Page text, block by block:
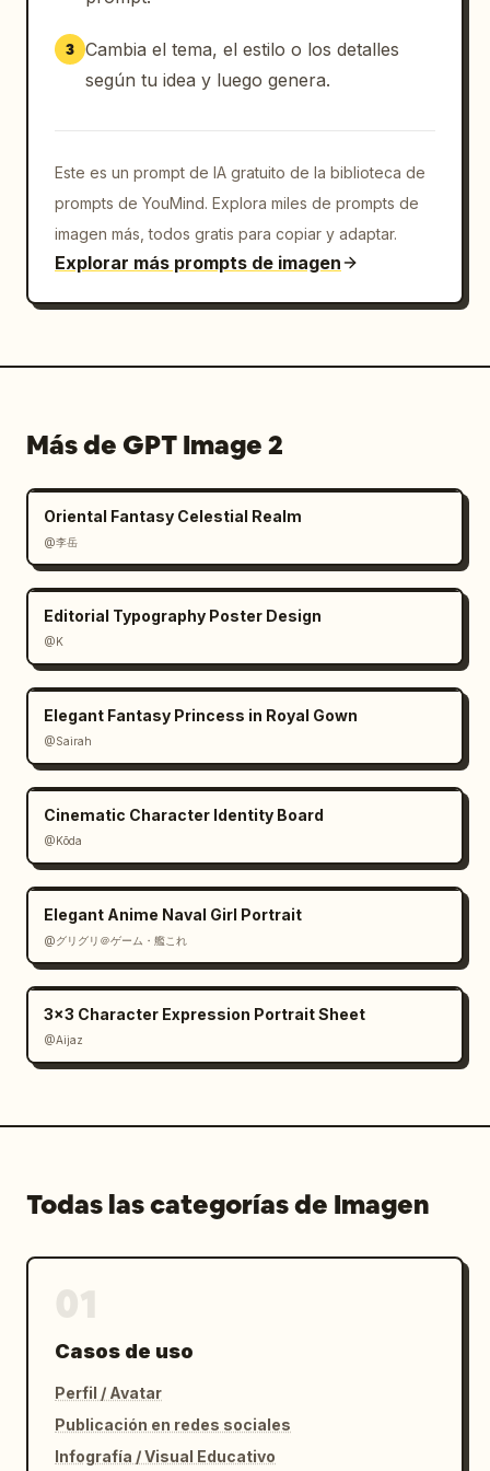
cuadros de pie, caminar/correr, saltar, etc.,
dispuestos horizontalmente como una hoja de
sprites.
comunes, a distancia, pesadas y de élite.
3. Módulo de armas y objetos: Muestra ataques
cuerpo a cuerpo, a distancia, proyectiles,
4. Módulo de mosaicos de terreno básico:
Muestra suelo, paredes, plataformas, esquinas
6. Módulo de recursos de
edificios/bases/campamentos: Muestra puertas,
ventanas, paredes, escaleras e instalaciones
de campamento.
7. Módulo de terreno especial: Muestra
puentes, cuerpos de agua, acantilados y
entradas de cuevas.
8. Módulo de recursos de
interiores/subterráneos/instalaciones:
Muestra tuberías, consolas, puertas metálicas
y equipo.
9. Módulo de recursos de jefes/encuentros:
Muestra jefes grandes, vehículos especiales y
mecanismos gigantes.
de interacción: Muestra escaleras, cuerdas,
[Requisitos de detalle visual]
Todos los recursos deben mantener una lógica
de tamaño de píxel consistente y coherencia
en la cosmovisión. Relaciones de escala
claras. Los cuadros de acción deben mostrar
continuidad; los mosaicos de terreno deben
ser repetibles (tileable); los objetos y
3 Cambia el tema, el estilo o los detalles
según tu idea y luego genera.
Este es un prompt de IA gratuito de la biblioteca de
prompts de YouMind. Explora miles de prompts de
imagen más, todos gratis para copiar y adaptar.
Explorar más prompts de imagen
Más de GPT Image 2
Oriental Fantasy Celestial Realm
@李岳
Editorial Typography Poster Design
@K
Elegant Fantasy Princess in Royal Gown
@Sairah
Cinematic Character Identity Board
@Kōda
Elegant Anime Naval Girl Portrait
@グリグリ＠ゲーム・艦これ
3x3 Character Expression Portrait Sheet
@Aijaz
Todas las categorías de Imagen
Casos de uso
Perfil / Avatar
Publicación en redes sociales
Infografía / Visual Educativo